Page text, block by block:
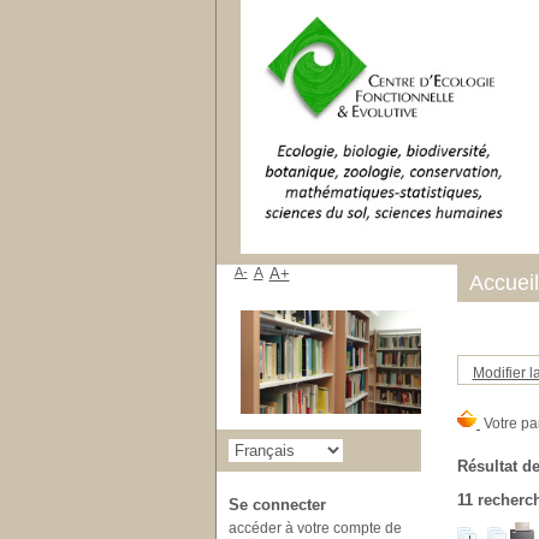
Modifier
Résultat
11
A- A A+
Se connecter
accéder à votre compte de